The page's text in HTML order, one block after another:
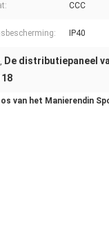
CCC
IP40
, De distributiepaneel
van het Manierendin